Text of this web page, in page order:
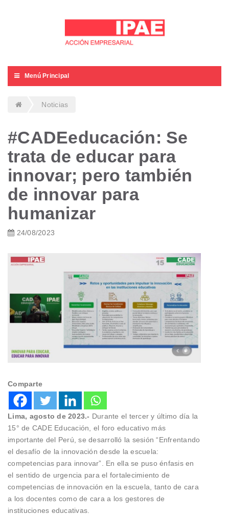
Menú Principal
Noticias
#CADEeducación: Se
trata de educar para
innovar; pero también
de innovar para
humanizar
24/08/2023
Comparte
Lima, agosto de 2023.- Durante el tercer y último día la
15° de CADE Educación, el foro educativo más
importante del Perú, se desarrolló la sesión “Enfrentando
el desafío de la innovación desde la escuela:
competencias para innovar”. En ella se puso énfasis en
el sentido de urgencia para el fortalecimiento de
competencias de innovación en la escuela, tanto de cara
a los docentes como de cara a los gestores de
instituciones educativas.